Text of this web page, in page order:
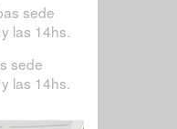
sede
las 14hs.
sede
las 14hs.